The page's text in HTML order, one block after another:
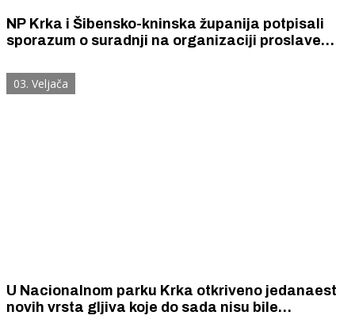
NP Krka i Šibensko-kninska županija potpisali
sporazum o suradnji na organizaciji proslave
Sajmom agroturizma Šibensko-kninske županije
03. Veljača
U Nacionalnom parku Krka otkriveno jedanaest
novih vrsta gljiva koje do sada nisu bile